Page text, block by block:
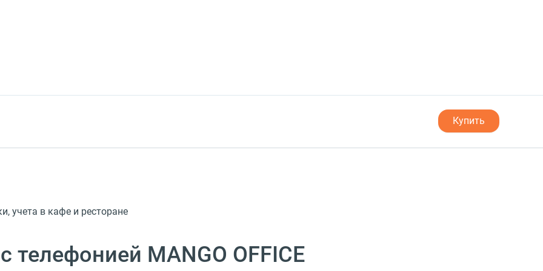
Купить
учета в кафе и ресторане
телефонией MANGO OFFICE